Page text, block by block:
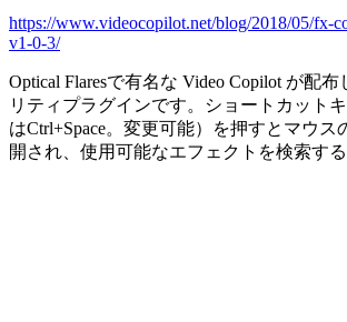
https://www.videocopilot.net/blog/2018/05/fx-
v1-0-3/
Optical Flaresで有名な Video Copilot が配
リティプラグインです。ショートカット
はCtrl+Space。変更可能）を押すとマウス
開され、使用可能なエフェクトを検索す